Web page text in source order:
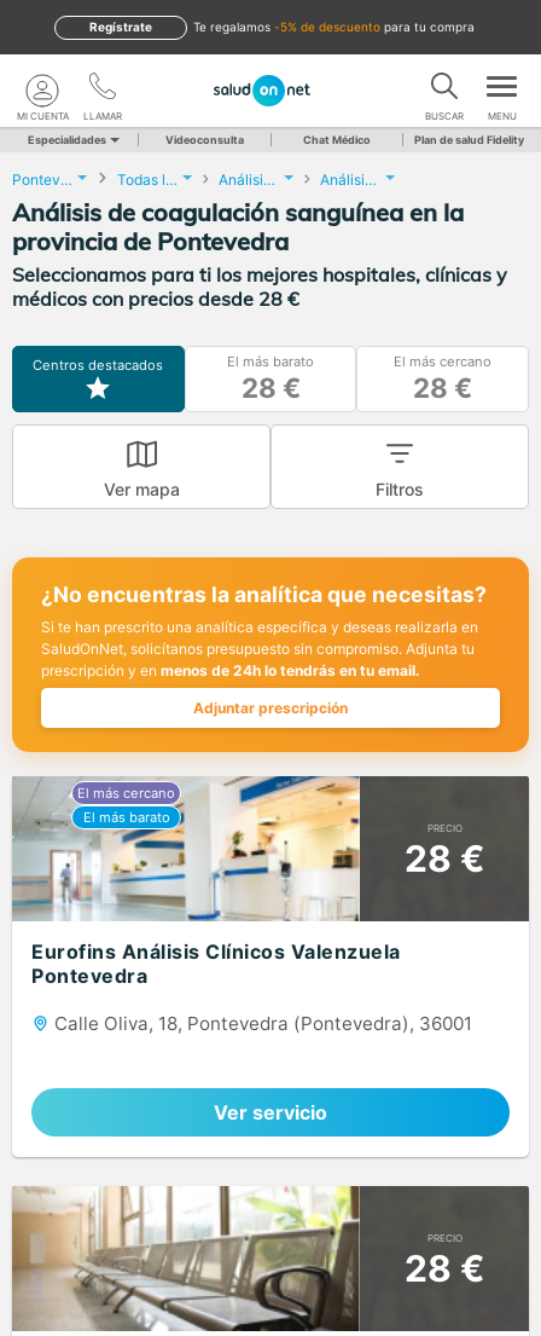
te regalamos -5% de descuento para tu compra
Regístrate
LLAMAR
MI CUENTA BUSCAR MENU
Especialidades Videoconsulta Chat Médico Plan de salud Fidelity
Pontevedra Todas las localidades Análisis Clínicos Análisis de coagulación sanguínea
Análisis de coagulación sanguínea en la
provincia de Pontevedra
Seleccionamos para ti los mejores hospitales, clínicas y
médicos con precios desde 28 €
Centros destacados El más barato
28 €
El más cercano
28 €
Ver mapa Filtros
¿No encuentras la analítica que necesitas?
Si te han prescrito una analítica específica y deseas realizarla en
SaludOnNet, solicítanos presupuesto sin compromiso. Adjunta tu
prescripción y en menos de 24h lo tendrás en tu email.
Adjuntar prescripción
PRECIO
28 €
Eurofins Análisis Clínicos Valenzuela
Pontevedra
Calle Oliva, 18, Pontevedra (Pontevedra), 36001
Ver servicio
PRECIO
28 €